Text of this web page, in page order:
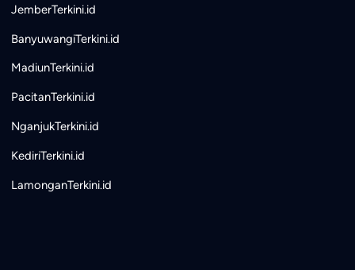
JemberTerkini.id
BanyuwangiTerkini.id
MadiunTerkini.id
PacitanTerkini.id
NganjukTerkini.id
KediriTerkini.id
LamonganTerkini.id